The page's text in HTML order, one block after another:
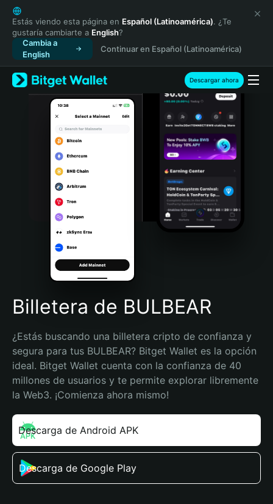
English
日本語
Tiếng Việt
Русский
Español (Latinoamérica)
Türkçe
Italiano
Português (Portugal)
Bahasa Indonesia
Português (Brasil)
Español (Argentina)
Estás viendo esta página en Español (Latinoamérica). ¿Te
gustaría cambiarte a English?
Cambia a
English
Continuar en Español (Latinoamérica)
Descargar ahora
Billetera de BULBEAR
¿Estás buscando una billetera cripto de confianza y
segura para tus BULBEAR? Bitget Wallet es la opción
ideal. Bitget Wallet cuenta con la confianza de 40
millones de usuarios y te permite explorar libremente
la Web3. ¡Comienza ahora mismo!
Descarga de Android APK
Descarga de Google Play